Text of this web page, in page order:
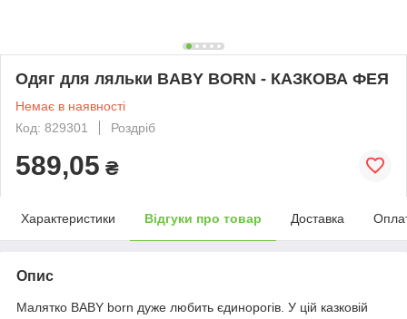
Одяг для ляльки BABY BORN - КАЗКОВА ФЕЯ
Немає в наявності
Код: 829301
Роздріб
589,05 ₴
Характеристики Відгуки про товар Доставка
Опис
Малятко BABY born дуже любить єдинорогів. У цій казковій